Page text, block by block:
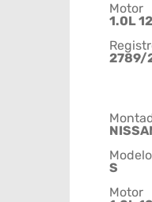
Motor
1.0L
2789/
Modelo
S
Motor